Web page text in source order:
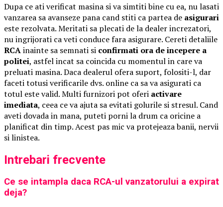
Dupa ce ati verificat masina si va simtiti bine cu ea, nu lasati
vanzarea sa avanseze pana cand stiti ca partea de asigurari
este rezolvata. Meritati sa plecati de la dealer increzatori,
nu ingrijorati ca veti conduce fara asigurare. Cereti detaliile
RCAinainte sa semnati si confirmati ora de incepere a
politei, astfel incat sa coincida cu momentul in care va
preluati masina. Daca dealerul ofera suport, folositi-l, dar
faceti totusi verificarile dvs. online ca sa va asigurati ca
totul este valid. Multi furnizori pot oferi activare
imediata, ceea ce va ajuta sa evitati golurile si stresul. Cand
aveti dovada in mana, puteti porni la drum ca oricine a
planificat din timp. Acest pas mic va protejeaza banii, nervii
si linistea.
Intrebari frecvente
Ce se intampla daca RCA-ul vanzatorului a expirat
deja?